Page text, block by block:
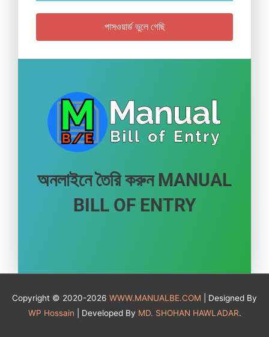
পাসওয়ার্ড ভুলে গেছি
অনলাইনে তৈরি করুন MANUAL
BILL OF ENTRY
Copyright © 2020-2026 WWW.MANUALBE.COM | Designed By
WP Hossain | Developed By MD. SHOHAN HAWLADAR.